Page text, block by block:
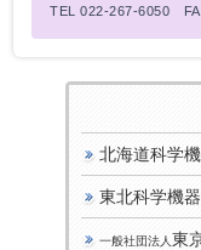
TEL 022-267-6050
北海道科学
東北科学機
一般社団法人 東